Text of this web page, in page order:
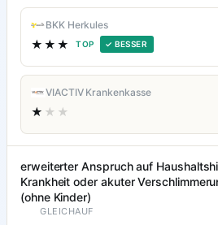
BKK Herkules
★★★ TOP ✓ BESSER
VIACTIV Krankenkasse
★ ★★
erweiterter Anspruch auf
Krankheit oder akuter
(ohne Kinder)
GLEICHAUF